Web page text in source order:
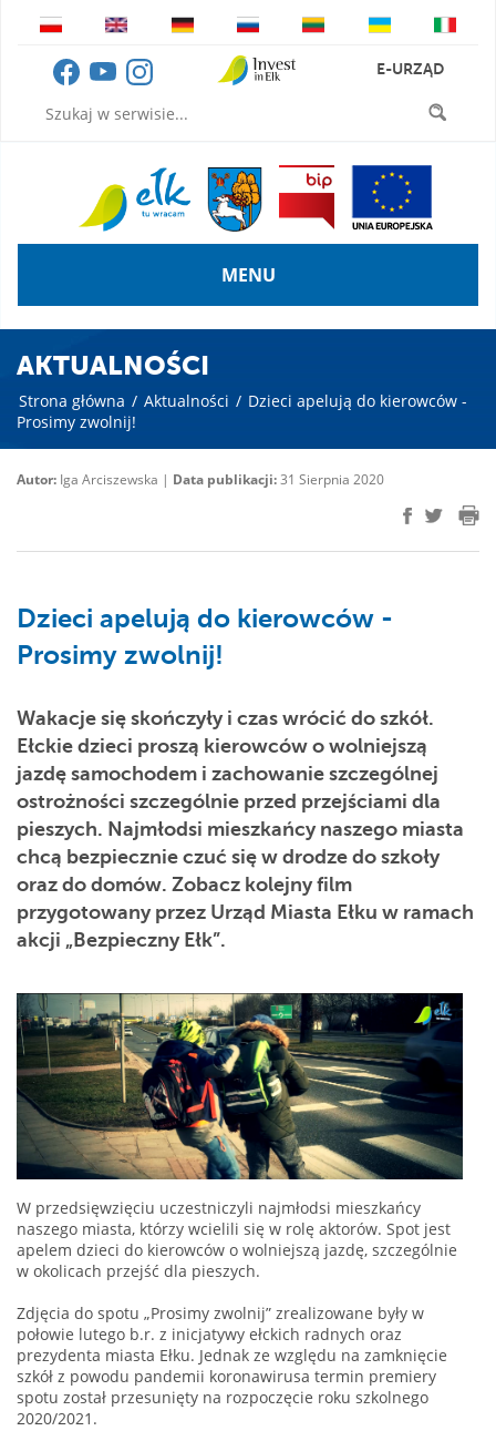
E-URZĄD
MENU
AKTUALNOŚCI
Strona główna / Aktualności / Dzieci apelują do kierowców -
Prosimy zwolnij!
Autor: Iga Arciszewska | Data publikacji:31 Sierpnia 2020
Dzieci apelują do kierowców -
Prosimy zwolnij!
Wakacje się skończyły i czas wrócić do szkół.
Ełckie dzieci proszą kierowców o wolniejszą
jazdę samochodem i zachowanie szczególnej
ostrożności szczególnie przed przejściami dla
pieszych. Najmłodsi mieszkańcy naszego miasta
chcą bezpiecznie czuć się w drodze do szkoły
oraz do domów. Zobacz kolejny film
przygotowany przez Urząd Miasta Ełku w ramach
akcji „Bezpieczny Ełk”.
W przedsięwzięciu uczestniczyli najmłodsi mieszkańcy
naszego miasta, którzy wcielili się w rolę aktorów. Spot jest
apelem dzieci do kierowców o wolniejszą jazdę, szczególnie
w okolicach przejść dla pieszych.
Zdjęcia do spotu „Prosimy zwolnij” zrealizowane były w
połowie lutego b.r. z inicjatywy ełckich radnych oraz
prezydenta miasta Ełku. Jednak ze względu na zamknięcie
szkół z powodu pandemii koronawirusa termin premiery
spotu został przesunięty na rozpoczęcie roku szkolnego
2020/2021.